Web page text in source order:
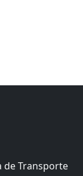
de Transporte